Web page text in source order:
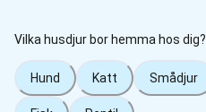
Vilka husdjur bor hemma hos dig?
Hund Katt Smådjur